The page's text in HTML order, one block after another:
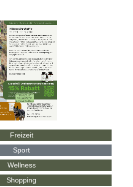
Freizeit
Sport
Wellness
Shopping